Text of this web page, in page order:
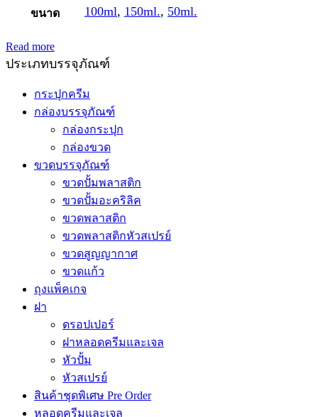
ขนาด 100ml, 150ml., 50ml.
Read more
ประเภทบรรจุภัณฑ์
กระปุกครีม
กล่องบรรจุภัณฑ์
กล่องกระปุก
กล่องขวด
ขวดบรรจุภัณฑ์
ขวดปั้มพลาสติก
ขวดปั้มอะคริลิค
ขวดพลาสติก
ขวดพลาสติกหัวสเปรย์
ขวดสูญญากาศ
ขวดแก้ว
ถุงแพ็คเกจ
ฝา
ดรอปเปอร์
ฝาหลอดครีมและเจล
หัวปั้ม
หัวสเปรย์
สินค้าชุดพิเศษ Pre Order
หลอดครีมและเจล